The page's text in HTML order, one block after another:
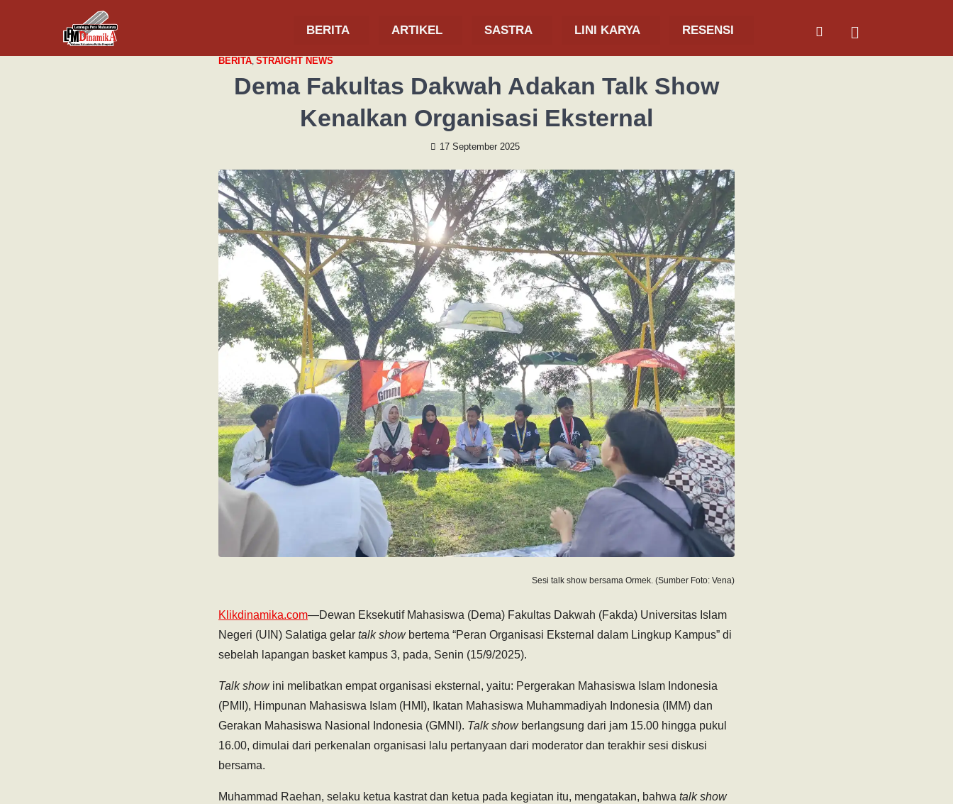
BERITA ARTIKEL SASTRA LINI KARYA RESENSI
BERITA, STRAIGHT NEWS
Dema Fakultas Dakwah Adakan Talk Show
Kenalkan Organisasi Eksternal
17 September 2025
Sesi talk show bersama Ormek. (Sumber Foto: Vena)
Klikdinamika.com—Dewan Eksekutif Mahasiswa (Dema) Fakultas Dakwah (Fakda) Universitas Islam
Negeri (UIN) Salatiga gelar talk showbertema “Peran Organisasi Eksternal dalam Lingkup Kampus” di
sebelah lapangan basket kampus 3, pada, Senin (15/9/2025).
Talk showini melibatkan empat organisasi eksternal, yaitu: Pergerakan Mahasiswa Islam Indonesia
(PMII), Himpunan Mahasiswa Islam (HMI), Ikatan Mahasiswa Muhammadiyah Indonesia (IMM) dan
Gerakan Mahasiswa Nasional Indonesia (GMNI). Talk showberlangsung dari jam 15.00 hingga pukul
16.00, dimulai dari perkenalan organisasi lalu pertanyaan dari moderator dan terakhir sesi diskusi
bersama.
Muhammad Raehan, selaku ketua kastrat dan ketua pada kegiatan itu, mengatakan, bahwa talk show